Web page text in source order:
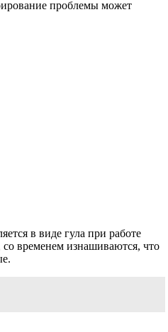
проблемы может
в виде гула при работе
со временем изнашиваются, что